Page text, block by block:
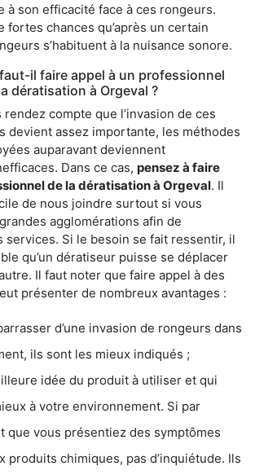
à son efficacité face à ces rongeurs.
fortes chances qu’après un certain
s’habituent à la nuisance sonore.
il faire appel à un professionnel
dératisation à Orgeval ?
rendez compte que l’invasion de ces
devient assez importante, les méthodes
auparavant deviennent
Dans ce cas, pensez à faire
de la dératisation à Orgeval. Il
de nous joindre surtout si vous
agglomérations afin de
services. Si le besoin se fait ressentir, il
qu’un dératiseur puisse se déplacer
Il faut noter que faire appel à des
présenter de nombreux avantages :
d’une invasion de rongeurs dans
ils sont les mieux indiqués ;
idée du produit à utiliser et qui
à votre environnement. Si par
que vous présentiez des symptômes
produits chimiques, pas d’inquiétude. Ils